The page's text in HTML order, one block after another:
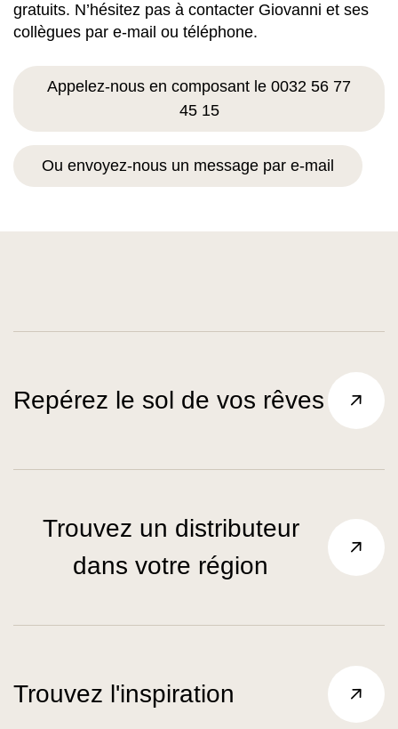
gratuits. N’hésitez pas à contacter Giovanni et ses
collègues par e-mail ou téléphone.
Appelez-nous en composant le 0032 56 77
45 15
Ou envoyez-nous un message par e-mail
Repérez le sol de vos rêves
Trouvez un distributeur
dans votre région
Trouvez l'inspiration